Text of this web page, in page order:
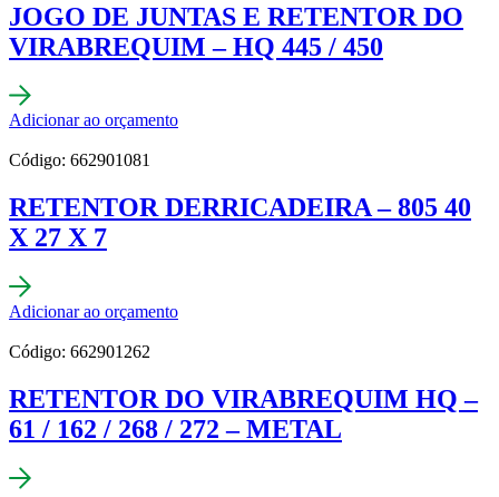
JOGO DE JUNTAS E RETENTOR DO
VIRABREQUIM – HQ 445 / 450
Adicionar ao orçamento
Código: 662901081
RETENTOR DERRICADEIRA – 805 40
X 27 X 7
Adicionar ao orçamento
Código: 662901262
RETENTOR DO VIRABREQUIM HQ –
61 / 162 / 268 / 272 – METAL